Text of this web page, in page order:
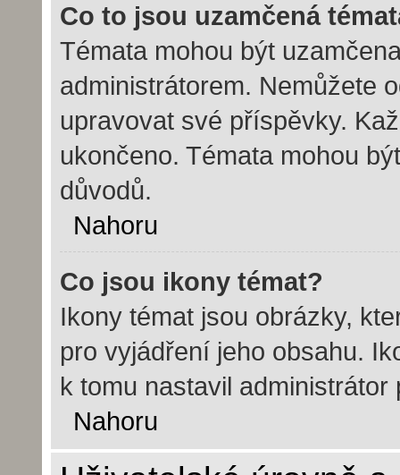
Co to jsou uzamčená
Témata mohou být
administrátorem. Nemůžete
upravovat své příspěvky.
ukončeno. Témata mohou
důvodů.
Nahoru
Co jsou ikony témat?
Ikony témat jsou obrázky,
pro vyjádření jeho obsahu.
k tomu nastavil
Nahoru